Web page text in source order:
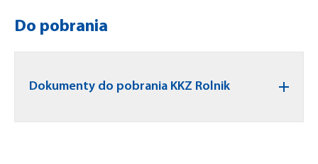
Do pobrania
Dokumenty do pobrania KKZ Rolnik